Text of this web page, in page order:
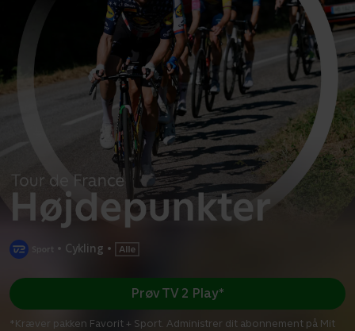
• Cykling •
Prøv TV 2 Play*
*Kræver pakken Favorit + Sport. Administrer dit abonnement på Mit